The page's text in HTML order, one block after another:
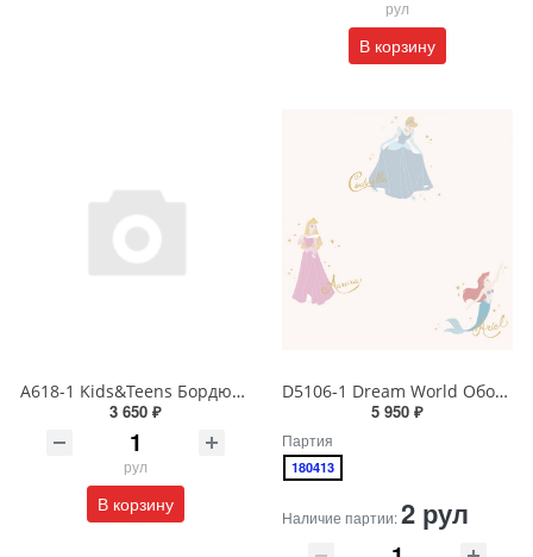
рул
В корзину
A618-1 Kids&Teens Бордюр виниловый на бумажной основе 1,06*10
3 650 ₽
рул
В корзину
D5106-1 Dream World Обои виниловые на бумажной основе 1.06*15.6
5 950 ₽
Партия
180413
Наличие партии:2 рул